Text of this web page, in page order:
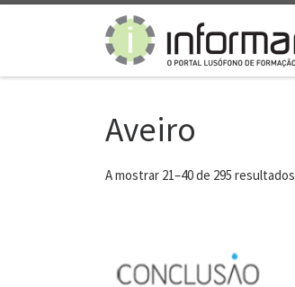
Skip to content
Aveiro
A mostrar 21–40 de 295 resultados